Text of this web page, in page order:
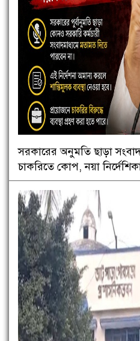
সরকারের অনুমতি ছাড়া
চাকরিতে কোপ, নয়া